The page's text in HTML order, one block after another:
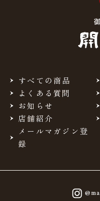
すべての商品
よくある質問
お知らせ
店舗紹介
メールマガジン登
録